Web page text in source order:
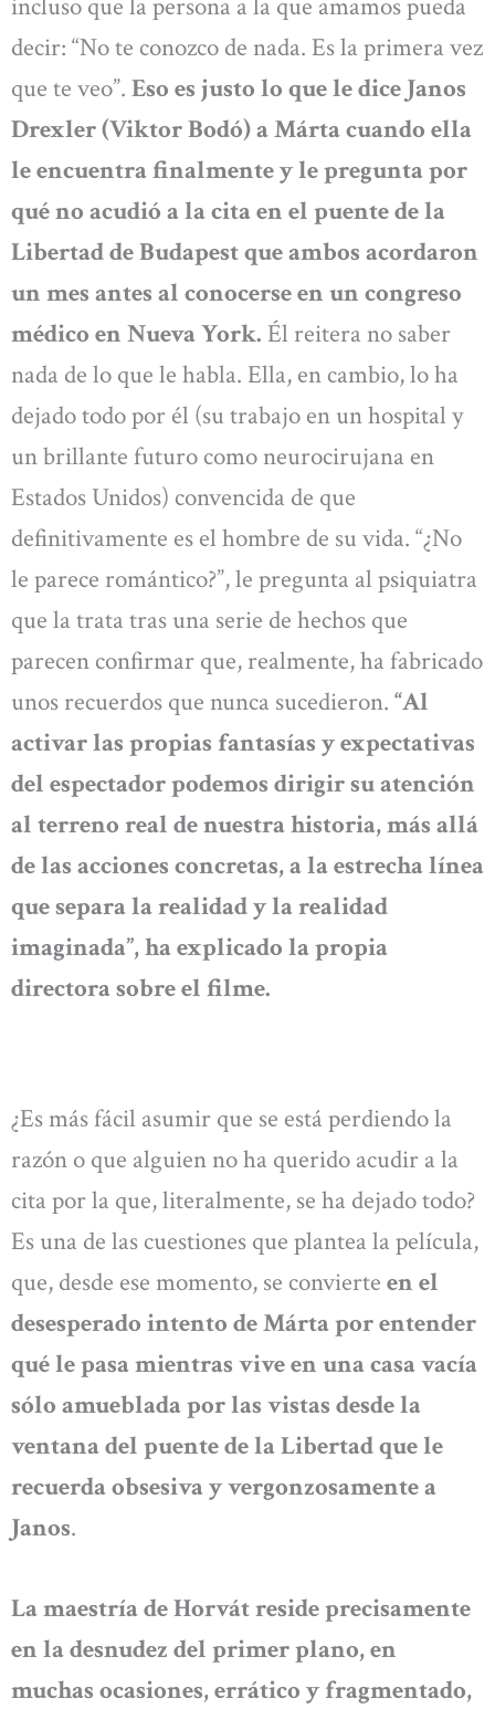
incluso que la persona a la que amamos pueda
decir: “No te conozco de nada. Es la primera vez
que te veo”. Eso es justo lo que le dice Janos
Drexler (Viktor Bodó) a Márta cuando ella
le encuentra finalmente y le pregunta por
qué no acudió a la cita en el puente de la
Libertad de Budapest que ambos acordaron
un mes antes al conocerse en un congreso
médico en Nueva York. Él reitera no saber
nada de lo que le habla. Ella, en cambio, lo ha
dejado todo por él (su trabajo en un hospital y
un brillante futuro como neurocirujana en
Estados Unidos) convencida de que
definitivamente es el hombre de su vida. “¿No
le parece romántico?”, le pregunta al psiquiatra
que la trata tras una serie de hechos que
parecen confirmar que, realmente, ha fabricado
unos recuerdos que nunca sucedieron. “Al
activar las propias fantasías y expectativas
del espectador podemos dirigir su atención
al terreno real de nuestra historia, más allá
de las acciones concretas, a la estrecha línea
que separa la realidad y la realidad
imaginada”, ha explicado la propia
directora sobre el filme.
¿Es más fácil asumir que se está perdiendo la
razón o que alguien no ha querido acudir a la
cita por la que, literalmente, se ha dejado todo?
Es una de las cuestiones que plantea la película,
que, desde ese momento, se convierte en el
desesperado intento de Márta por entender
qué le pasa mientras vive en una casa vacía
sólo amueblada por las vistas desde la
ventana del puente de la Libertad que le
recuerda obsesiva y vergonzosamente a
Janos.
La maestría de Horvát reside precisamente
en la desnudez del primer plano, en
muchas ocasiones, errático y fragmentado,